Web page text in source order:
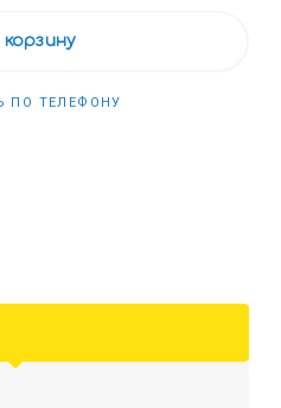
корзину
ПО ТЕЛЕФОНУ